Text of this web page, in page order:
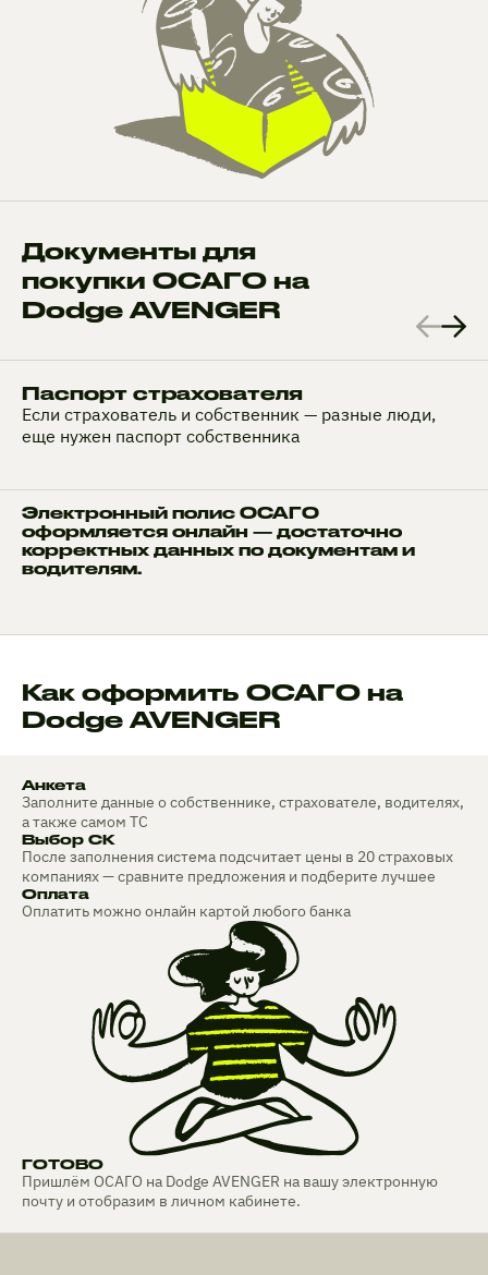
Документы для
покупки ОСАГО на
Dodge AVENGER
Паспорт страхователя
Если страхователь и собственник — разные люди,
еще нужен паспорт собственника
Электронный полис ОСАГО
оформляется онлайн — достаточно
корректных данных по документам и
водителям.
Как оформить ОСАГО на
Dodge AVENGER
Анкета
Заполните данные о собственнике, страхователе, водителях,
а также самом ТС
Выбор СК
После заполнения система подсчитает цены в 20 страховых
компаниях — сравните предложения и подберите лучшее
Оплата
Оплатить можно онлайн картой любого банка
ГОТОВО
Пришлём ОСАГО на Dodge AVENGER на вашу электронную
почту и отобразим в личном кабинете.